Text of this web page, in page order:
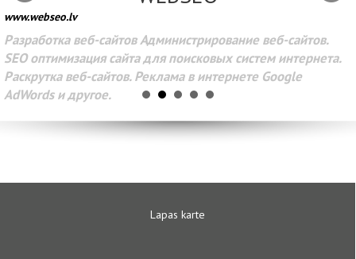
www.webseo.lv
Разработка веб-сайтов Администрирование веб-сайтов.
SEO оптимизация сайта для поисковых систем интернета.
Раскрутка веб-сайтов. Реклама в интернете Google
AdWords и другое.
Lapas karte